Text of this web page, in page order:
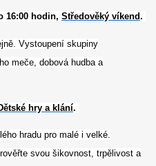
16:00 hodin, Středověký víkend.
Vystoupení skupiny
meče, dobová hudba a
hry a klání.
hradu pro malé i velké.
svou šikovnost, trpělivost a